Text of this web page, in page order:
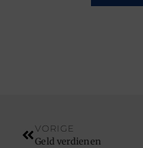
VORIGE
Geld verdienen